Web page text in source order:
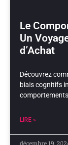
Le
Un
d’Achat
Découvrez
biais cognitifs
LIRE »
décembre 19,